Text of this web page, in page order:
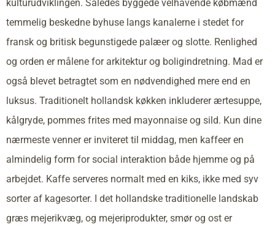
kulturudviklingen. Således byggede velhavende købmænd
temmelig beskedne byhuse langs kanalerne i stedet for
fransk og britisk begunstigede palæer og slotte. Renlighed
og orden er målene for arkitektur og boligindretning. Mad er
også blevet betragtet som en nødvendighed mere end en
luksus. Traditionelt hollandsk køkken inkluderer ærtesuppe,
kålgryde, pommes frites med mayonnaise og sild. Kun dine
nærmeste venner er inviteret til middag, men kaffeer en
almindelig form for social interaktion både hjemme og på
arbejdet. Kaffe serveres normalt med en kiks, ikke med syv
sorter af kagesorter. I det hollandske traditionelle landskab
græs mejerikvæg, og mejeriprodukter, smør og ost er